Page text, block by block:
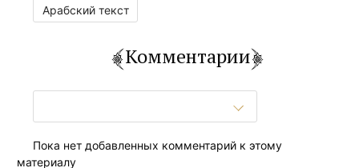
Арабский текст
Комментарии
Пока нет добавленных комментарий к этому
материалу